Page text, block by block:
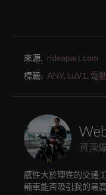
來源. rideapart.com
標籤. ANY, LuV1, 電
資深
感性大於理性的交通
輛車能否吸引我的最